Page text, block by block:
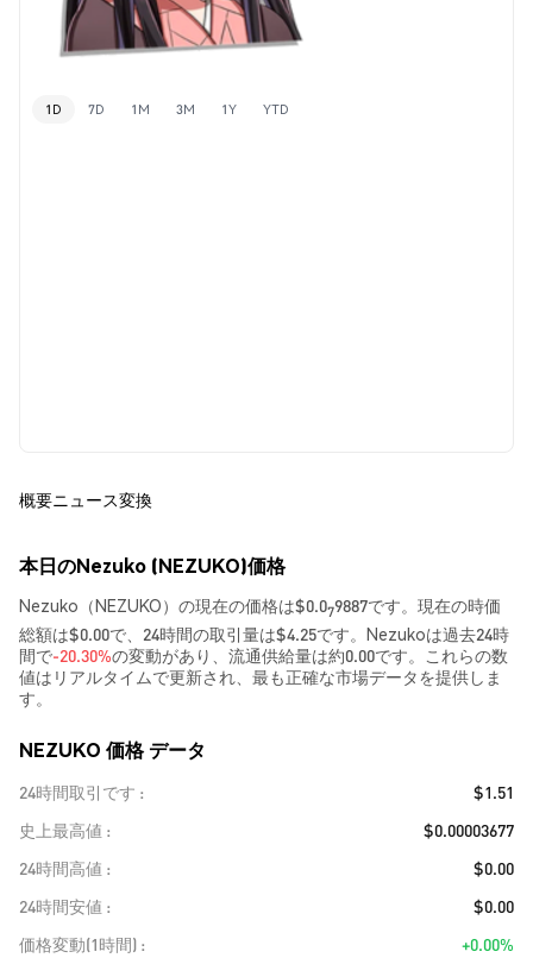
1D 7D 1M 3M 1Y YTD
概要ニュース変換
本日のNezuko (NEZUKO)価格
Nezuko（NEZUKO）の現在の価格は$0.079887です。現在の時価
総額は$0.00で、24時間の取引量は$4.25です。Nezukoは過去24時
間で-20.30%の変動があり、流通供給量は約0.00です。これらの数
値はリアルタイムで更新され、最も正確な市場データを提供しま
す。
NEZUKO 価格 データ
24時間取引です
$1.51
史上最高値
$0.00003677
24時間高値
$0.00
24時間安値
$0.00
価格変動(1時間)
+0.00%